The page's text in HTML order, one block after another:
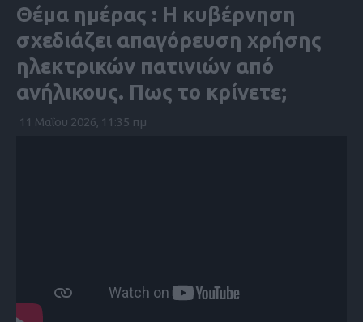
ΑΓΩΝ
Θέμα ημέρας : Η κυβέρνηση
σχεδιάζει απαγόρευση χρήσης
ηλεκτρικών πατινιών από
ανήλικους. Πως το κρίνετε;
11 Μαΐου 2026, 11:35 πμ